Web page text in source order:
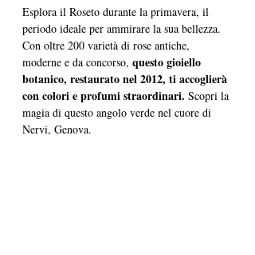
Esplora il Roseto durante la primavera, il
periodo ideale per ammirare la sua bellezza.
Con oltre 200 varietà di rose antiche,
moderne e da concorso, questo gioiello
botanico, restaurato nel 2012, ti accoglierà
con colori e profumi straordinari. Scopri la
magia di questo angolo verde nel cuore di
Nervi, Genova.